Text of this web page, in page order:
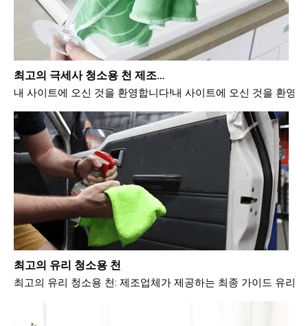
내 사이트에 오신 것을 환영합니다!내 사이트에 오신 것을 환
최고의 유리 청소용 천
최고의 유리 청소용 천: 제조업체가 제공하는 최종 가이드 유리